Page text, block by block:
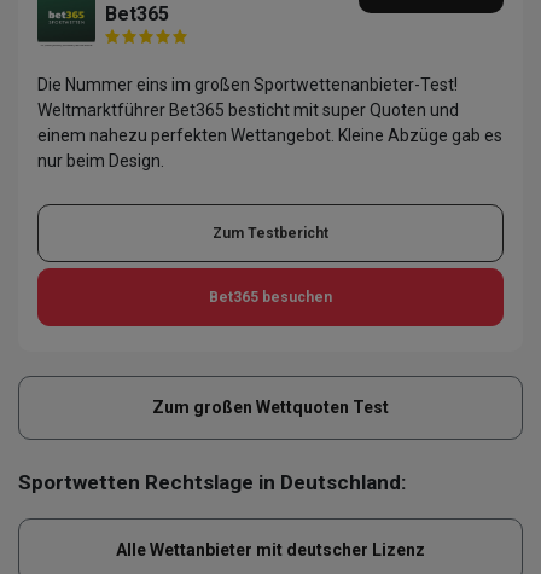
Bet365
Die Nummer eins im großen Sportwettenanbieter-Test!
Weltmarktführer Bet365 besticht mit super Quoten und
einem nahezu perfekten Wettangebot. Kleine Abzüge gab es
nur beim Design.
Zum Testbericht
Bet365 besuchen
Zum großen Wettquoten Test
Sportwetten Rechtslage in Deutschland:
Alle Wettanbieter mit deutscher Lizenz